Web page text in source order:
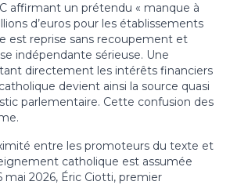
affirmant un prétendu « manque à
d’euros pour les établissements
est reprise sans recoupement et
indépendante sérieuse. Une
directement les intérêts financiers
devient ainsi la source quasi
parlementaire. Cette confusion des
entre les promoteurs du texte et
catholique est assumée
mai 2026, Éric Ciotti, premier